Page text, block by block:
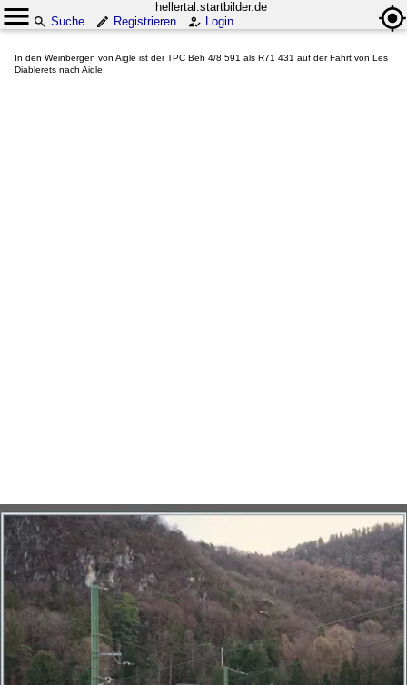
hellertal.startbilder.de
Suche
Registrieren Login
In den Weinbergen von Aigle ist der TPC Beh 4/8 591 als R71 431 auf der Fahrt von Les
Diablerets nach Aigle